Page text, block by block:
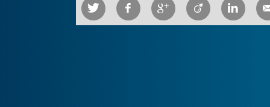
    